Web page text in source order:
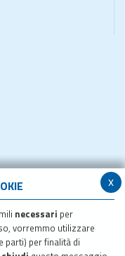
x
necessari per
vorremmo utilizzare
parti) per finalità di